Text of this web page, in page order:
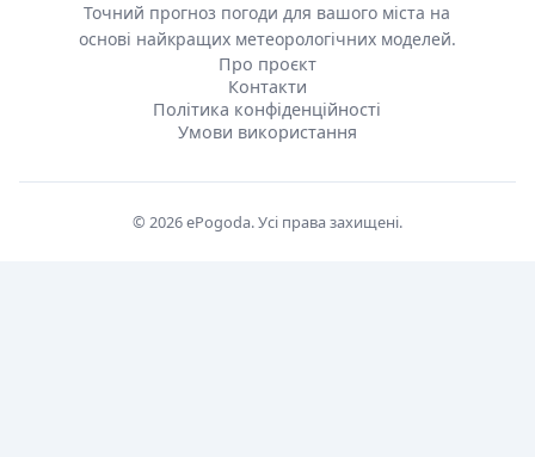
Точний прогноз погоди для вашого міста на
основі найкращих метеорологічних моделей.
Про проєкт
Контакти
Політика конфіденційності
Умови використання
© 2026 ePogoda. Усі права захищені.